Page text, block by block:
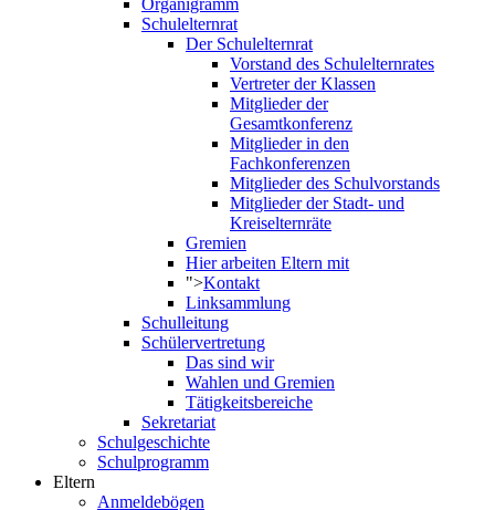
Organigramm
Schulelternrat
Der Schulelternrat
Vorstand des Schulelternrates
Vertreter der Klassen
Mitglieder der
Gesamtkonferenz
Mitglieder in den
Fachkonferenzen
Mitglieder des Schulvorstands
Mitglieder der Stadt- und
Kreiselternräte
Gremien
Hier arbeiten Eltern mit
">Kontakt
Linksammlung
Schulleitung
Schülervertretung
Das sind wir
Wahlen und Gremien
Tätigkeitsbereiche
Sekretariat
Schulgeschichte
Schulprogramm
Eltern
Anmeldebögen